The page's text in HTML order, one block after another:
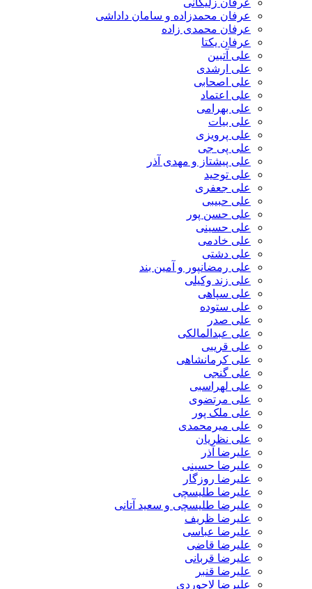
عرفان زلیکانی
عرفان محمدزاده و سامان داداشی
عرفان محمدی زاده
عرفان یکتا
علی آتبین
علی ارشدی
علی اصحابی
علی اعتماد
علی بهرامی
علی بیات
علی پرویزی
علی پی جی
علی پیشتاز و مهدی آذر
علی توحید
علی جعفری
علی حبیبی
علی حسن پور
علی حسینی
علی خادمی
علی دشتی
علی رمضانپور و آمین بند
علی زند وکیلی
علی سپاهی
علی ستوده
علی صدر
علی عبدالمالکی
علی قریبی
علی کرمانشاهی
علی گنجی
علی لهراسبی
علی مرتضوی
علی ملک پور
علی میرمحمدی
علی نظریان
علیرضا آذر
علیرضا حسینی
علیرضا روزگار
علیرضا طلیسچی
علیرضا طلیسچی و سعید آتانی
علیرضا ظریف
علیرضا عباسی
علیرضا قاضی
علیرضا قربانی
علیرضا قنبر
علیرضا لاجوردی